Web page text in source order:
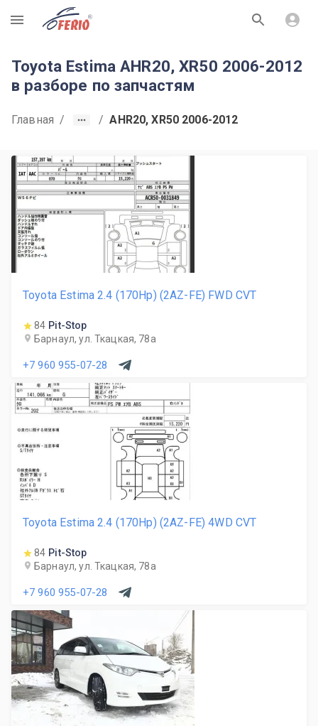
R
Toyota Estima AHR20, XR50 2006-2012
в разборе по запчастям
Главная / / AHR20, XR50 2006-2012
Toyota Estima 2.4 (170Hp) (2AZ-FE) FWD CVT
84 Pit-Stop
Барнаул, ул. Ткацкая, 78а
+7 960 955-07-28
Toyota Estima 2.4 (170Hp) (2AZ-FE) 4WD CVT
84 Pit-Stop
Барнаул, ул. Ткацкая, 78а
+7 960 955-07-28